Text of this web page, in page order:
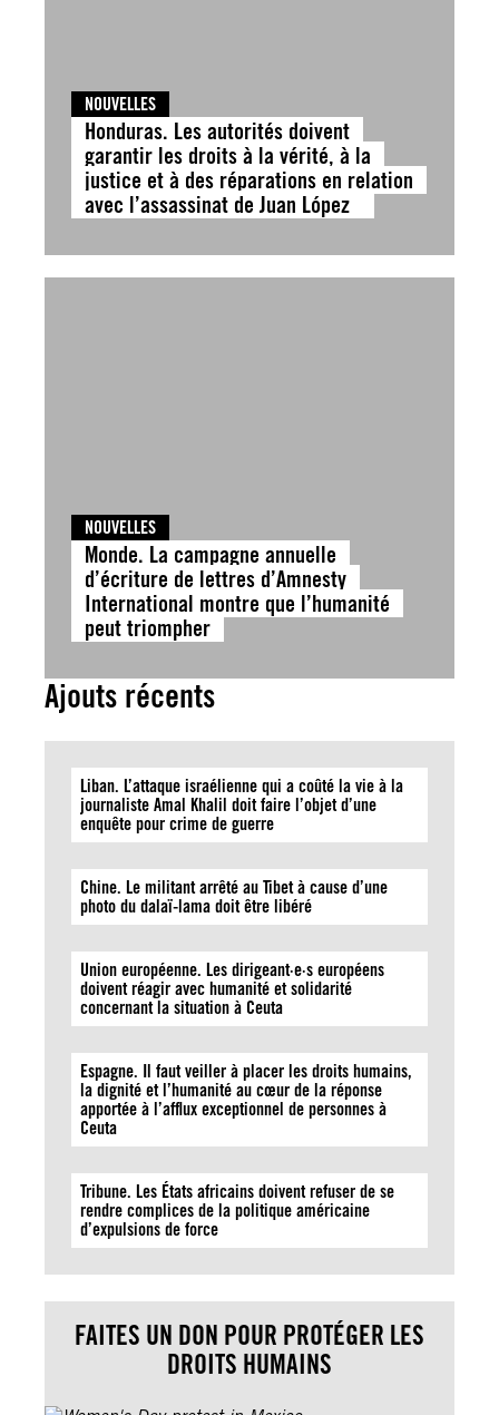
NOUVELLES
Honduras. Les autorités doivent
garantir les droits à la vérité, à la
justice et à des réparations en relation
avec l’assassinat de Juan López
NOUVELLES
Monde. La campagne annuelle
d’écriture de lettres d’Amnesty
International montre que l’humanité
peut triompher
Ajouts récents
Liban. L’attaque israélienne qui a coûté la vie à la
journaliste Amal Khalil doit faire l’objet d’une
enquête pour crime de guerre
Chine. Le militant arrêté au Tibet à cause d’une
photo du dalaï-lama doit être libéré
Union européenne. Les dirigeant·e·s européens
doivent réagir avec humanité et solidarité
concernant la situation à Ceuta
Espagne. Il faut veiller à placer les droits humains,
la dignité et l’humanité au cœur de la réponse
apportée à l’afflux exceptionnel de personnes à
Ceuta
Tribune. Les États africains doivent refuser de se
rendre complices de la politique américaine
d’expulsions de force
FAITES UN DON POUR PROTÉGER LES
DROITS HUMAINS